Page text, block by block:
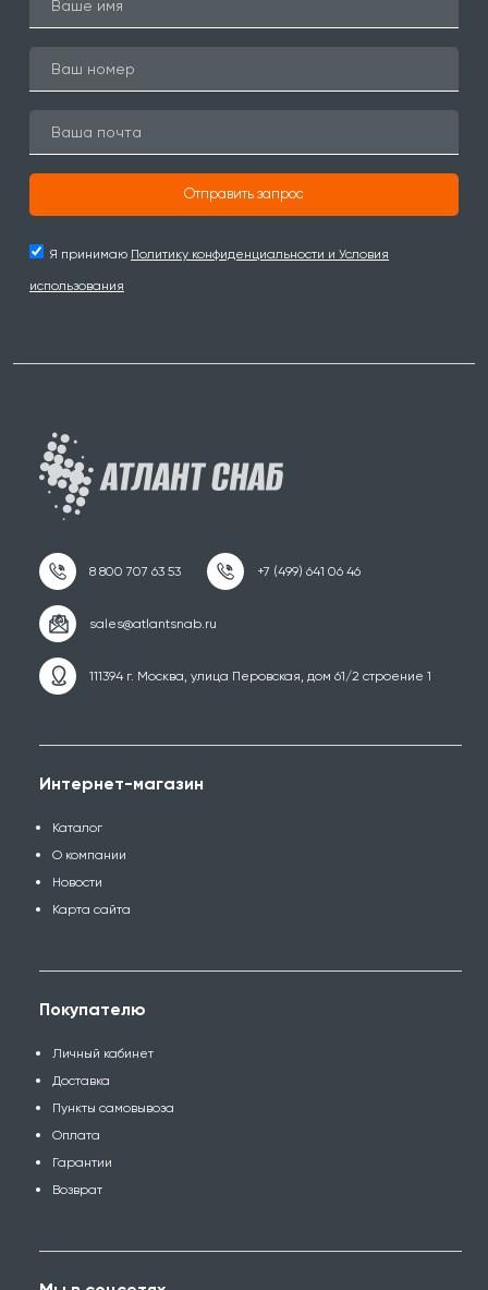
Отправить запрос
Я принимаю Политику конфиденциальности и Условия
использования
111394 г. Москва, улица Перовская, дом 61/2 строение 1
Интернет-магазин
Каталог
О компании
Новости
Карта сайта
Покупателю
Личный кабинет
Доставка
Пункты самовывоза
Оплата
Гарантии
Возврат